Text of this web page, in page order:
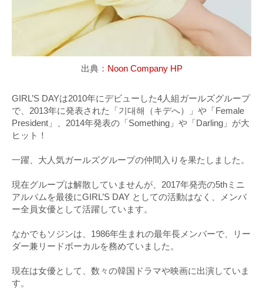
出典： Noon Company HP
GIRL’S DAYは2010年にデビューした4人組ガールズグループ
で、2013年に発表された「기대해（キデへ）」や「Female
President」、2014年発表の「Something」や「Darling」が大
ヒット！
一躍、大人気ガールズグループの仲間入りを果たしました。
現在グループは解散していませんが、2017年発売の5thミニ
アルバムを最後にGIRL’S DAY としての活動はなく、メンバ
ー全員女優として活躍しています。
なかでもソジンは、1986年生まれの最年長メンバーで、リー
ダー兼リードボーカルを務めていました。
現在は女優として、数々の韓国ドラマや映画に出演していま
す。